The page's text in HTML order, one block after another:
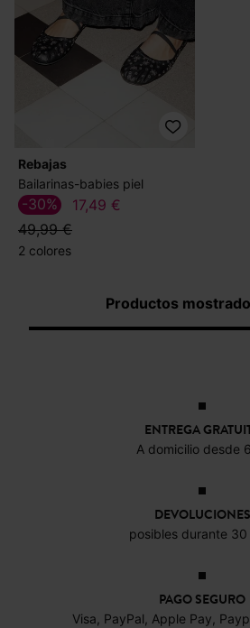
Rebajas
Bailarinas-babies piel
17,49 €
49,99 €
-30%
2 colores
Productos
ENTREGA
A domicilio desde
DEVOLUCIONES
posibles durante 30
PAGO SEGURO
Visa, PayPal, Apple Pay,